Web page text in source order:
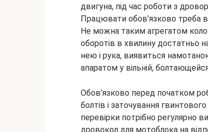
двигуна, під час роботи з
Працювати обов’язково треба
Не можна таким агрегатом
оборотів в хвилину достатньо
нею і рука, виявиться
апаратом у вільній, болтающейся
Обов’язково перед початком
болтів і заточування
перевірки потрібно регулярно
дровокол для мотоблока на